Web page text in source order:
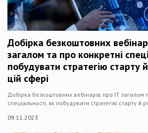
Добірка безкоштовних
загалом та про конкретні
побудувати стратегію старту
цій сфері
Добірка безкоштовних вебінарів про IT загалом
спеціальності, як побудувати стратегію старту й
09.11.2023